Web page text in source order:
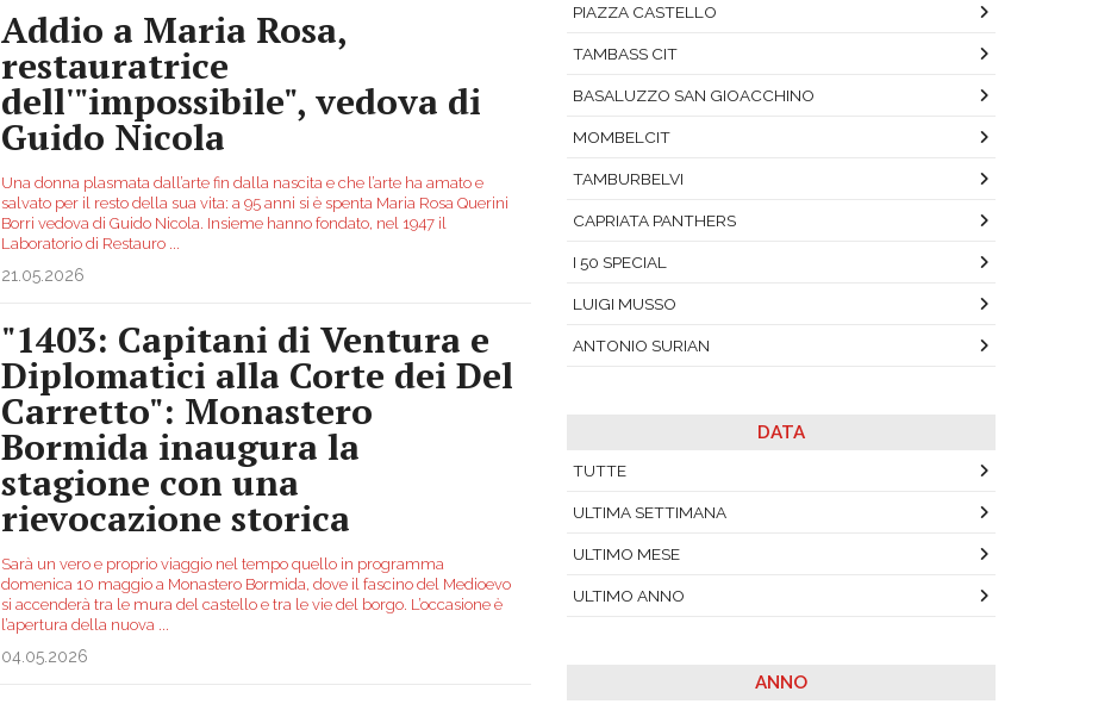
Addio a Maria Rosa,
restauratrice
dell'"impossibile", vedova di
Guido Nicola
Una donna plasmata dall’arte fin dalla nascita e che l’arte ha amato e
salvato per il resto della sua vita: a 95 anni si è spenta Maria Rosa Querini
Borri vedova di Guido Nicola. Insieme hanno fondato, nel 1947 il
Laboratorio di Restauro
21.05.2026
"1403: Capitani di Ventura e
Diplomatici alla Corte dei Del
Carretto": Monastero
Bormida inaugura la
stagione con una
rievocazione storica
Sarà un vero e proprio viaggio nel tempo quello in programma
domenica 10 maggio a Monastero Bormida, dove il fascino del Medioevo
si accenderà tra le mura del castello e tra le vie del borgo. L’occasione è
l’apertura della nuova
04.05.2026
PIAZZA CASTELLO
TAMBASS CIT
BASALUZZO SAN GIOACCHINO
MOMBELCIT
TAMBURBELVI
CAPRIATA PANTHERS
I 50 SPECIAL
LUIGI MUSSO
ANTONIO SURIAN
DATA
TUTTE
ULTIMA SETTIMANA
ULTIMO MESE
ULTIMO ANNO
ANNO